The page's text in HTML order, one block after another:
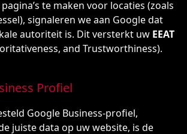
te maken voor locaties (zoals
signaleren we aan Google dat
autoriteit is. Dit versterkt uw EEAT
and Trustworthiness).
Profiel
Google Business-profiel,
juiste data op uw website, is de